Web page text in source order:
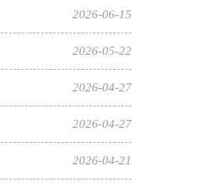
2026-06-15
2026-05-22
2026-04-27
2026-04-27
2026-04-21